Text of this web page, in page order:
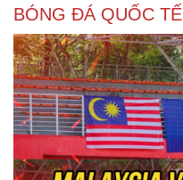
BÓNG ĐÁ QUỐC TẾ